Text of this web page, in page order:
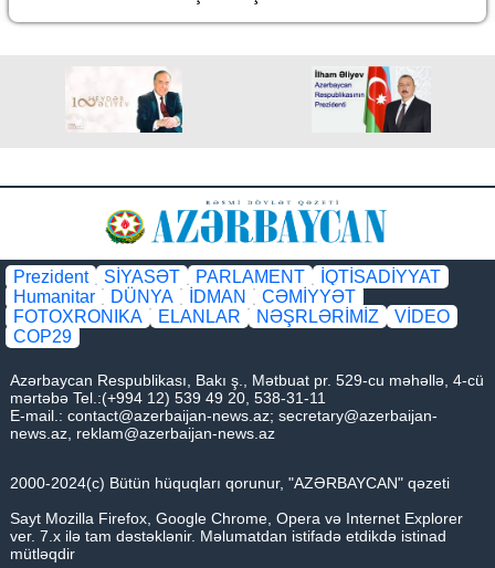
Prezident SİYASƏT PARLAMENT
İQTİSADİYYAT
Humanitar
DÜNYA İDMAN
CƏMİYYƏT
FOTOXRONIKA
ELANLAR NƏŞRLƏRİMİZ
VİDEO
COP29
Azərbaycan Respublikası, Bakı ş., Mətbuat pr. 529-cu məhəllə, 4-cü
mərtəbə Tel.:(+994 12) 539 49 20, 538-31-11
E-mail.: contact@azerbaijan-news.az; secretary@azerbaijan-
news.az reklam@azerbaijan-news.az
2000-2024(c) Bütün hüquqları qorunur, "AZƏRBAYCAN" qəzeti
Sayt Mozilla Firefox, Google Chrome, Opera və Internet Explorer
ver. 7.x ilə tam dəstəklənir. Məlumatdan istifadə etdikdə istinad
mütləqdir